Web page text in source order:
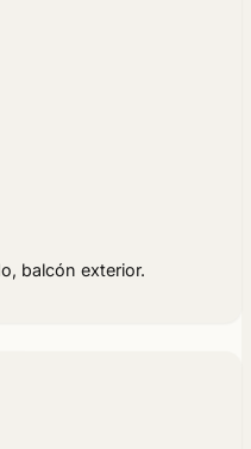
balcón exterior.